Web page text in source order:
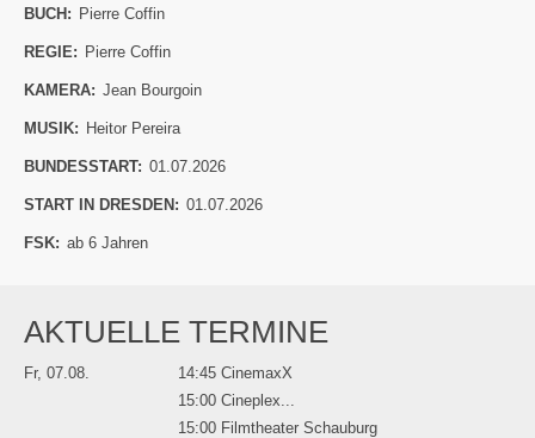
BUCH: Pierre Coffin
REGIE: Pierre Coffin
KAMERA: Jean Bourgoin
MUSIK: Heitor Pereira
BUNDESSTART: 01.07.2026
START IN DRESDEN: 01.07.2026
FSK: ab 6 Jahren
AKTUELLE TERMINE
Fr, 07.08.
14:45 CinemaxX
15:00 Cineplex...
15:00 Filmtheater Schauburg